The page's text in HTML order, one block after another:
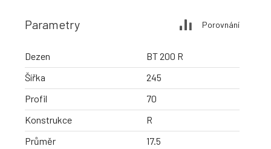
Parametry Porovnání
Dezen
BT 200 R
Šířka
245
Profil
70
Konstrukce
R
Průměr
17.5